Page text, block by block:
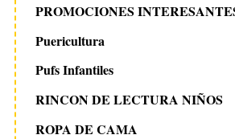
PROMOCIONES
Puericultura
Pufs Infantiles
RINCON DE LECTURA NIÑOS
ROPA DE CAMA